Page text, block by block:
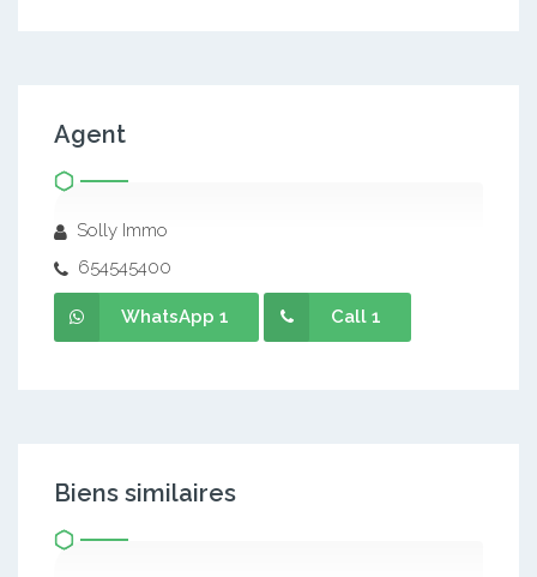
Agent
Solly Immo
654545400
WhatsApp 1 Call 1
Biens similaires